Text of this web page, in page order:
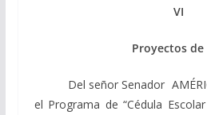
VI
Proyectos de
Del señor Senador
el Programa de “Cédula